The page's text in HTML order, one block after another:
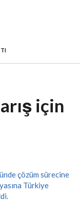
için
çözüm sürecine
Türkiye